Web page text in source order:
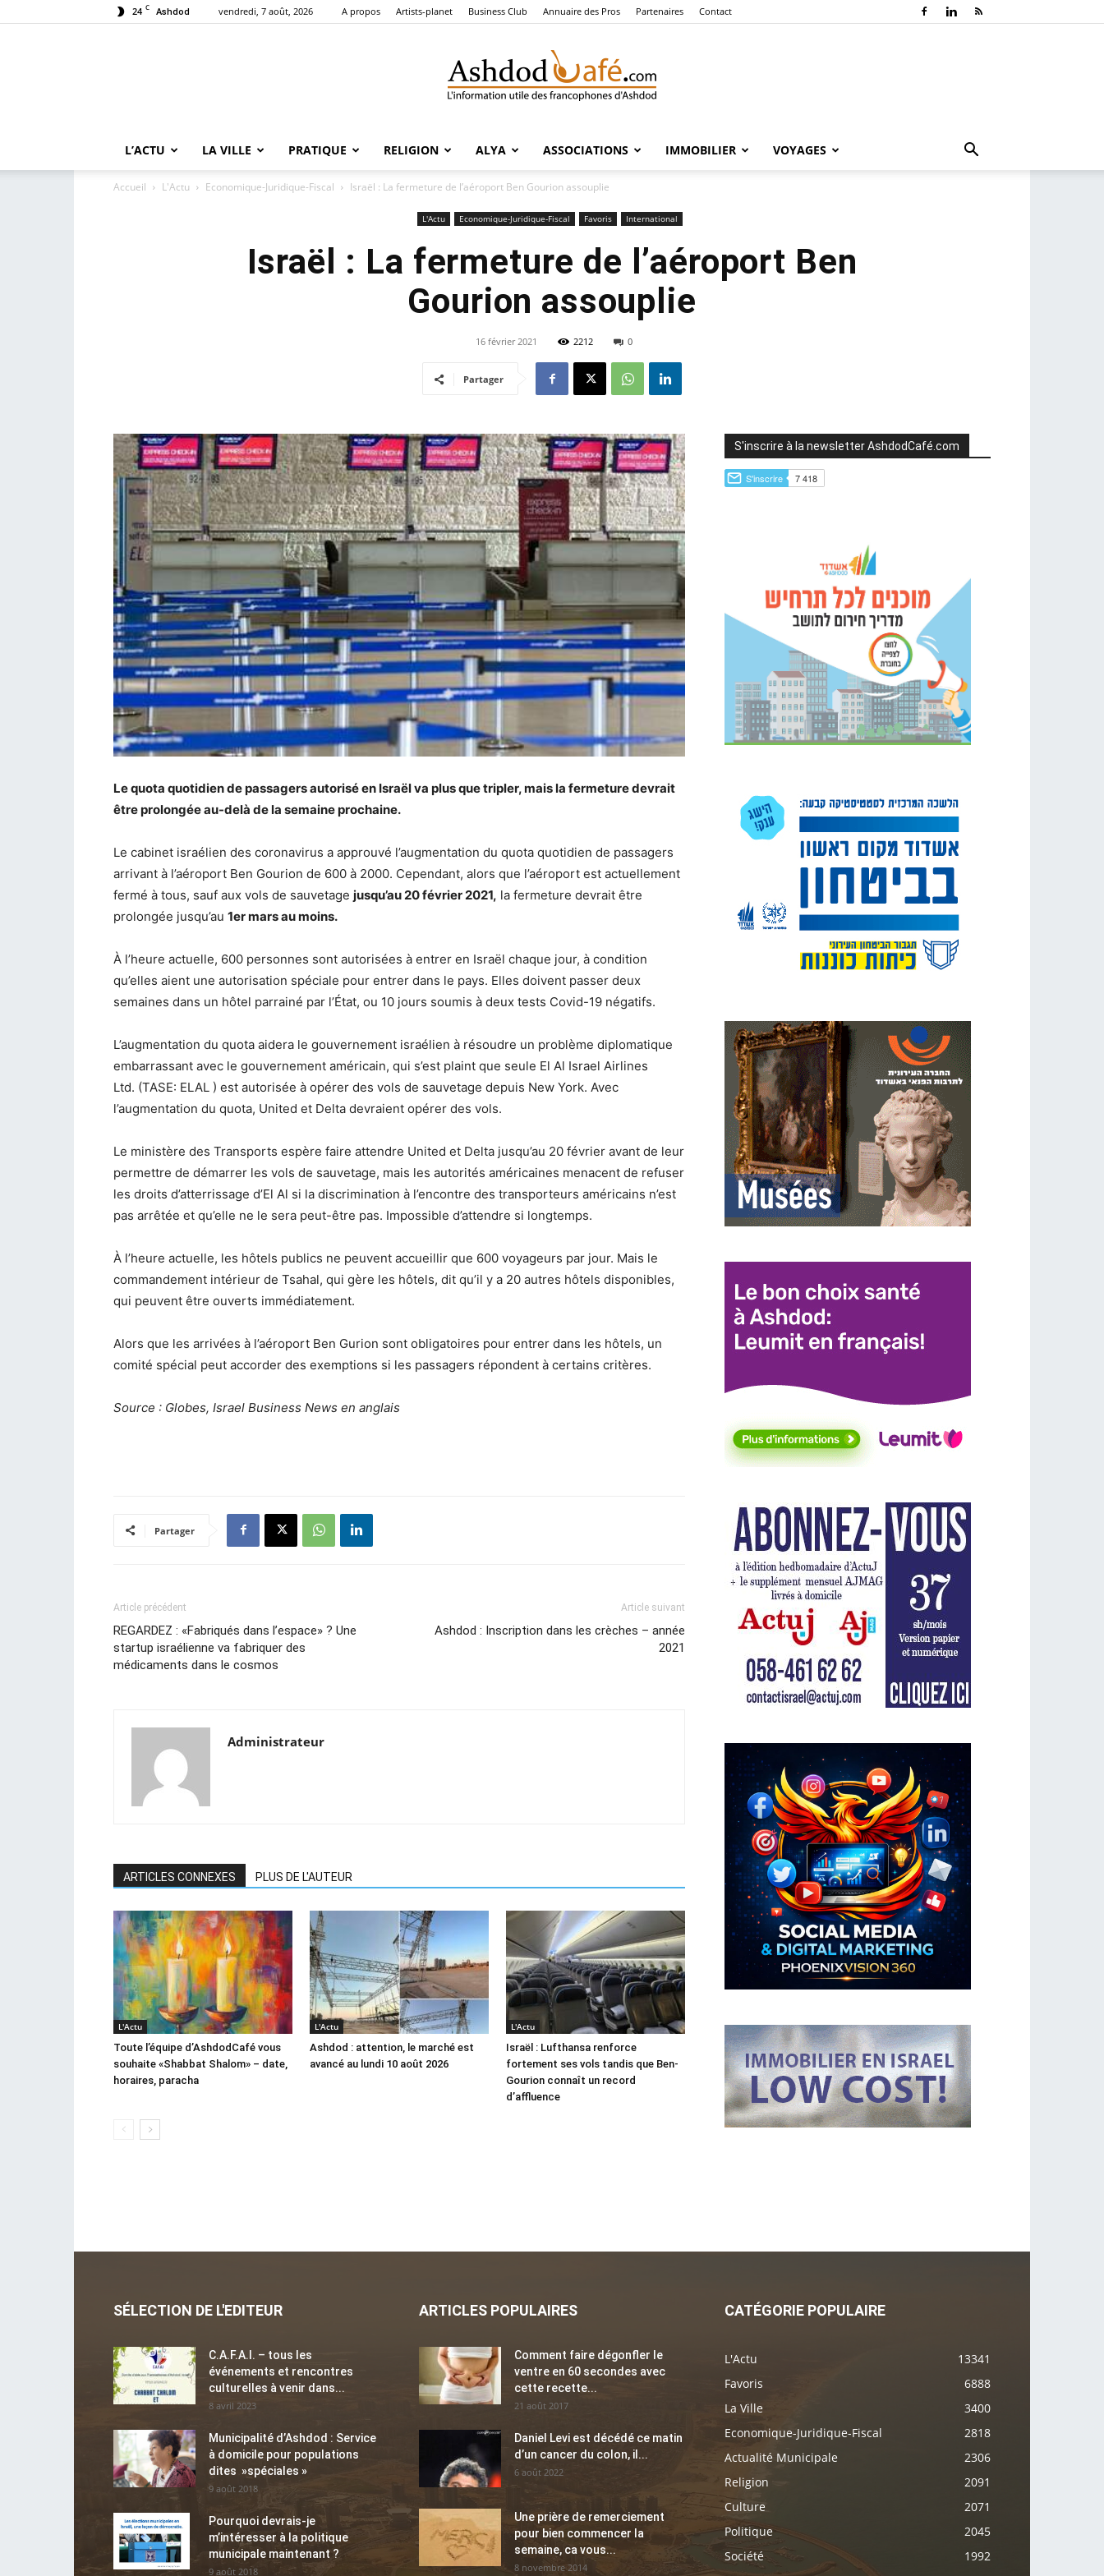
24 C Ashdod vendredi, 7 août, 2026 A propos Artists-planet Business Club Annuaire des Pros Partenaires Contact
Café
L’ACTU LA VILLE PRATIQUE RELIGION ALYA ASSOCIATIONS IMMOBILIER VOYAGES
Accueil L'Actu Economique-Juridique-Fiscal Israël : La fermeture de l’aéroport Ben Gourion assouplie
L'Actu Economique-Juridique-Fiscal Favoris International
Israël : La fermeture de l’aéroport Ben
Gourion assouplie
16 février 2021 2212 0
Partager
Le quota quotidien de passagers autorisé en Israël va plus que tripler, mais la fermeture devrait
être prolongée au-delà de la semaine prochaine.
Le cabinet israélien des coronavirus a approuvé l’augmentation du quota quotidien de passagers
arrivant à l’aéroport Ben Gourion de 600 à 2000. Cependant, alors que l’aéroport est actuellement
fermé à tous, sauf aux vols de sauvetage jusqu’au 20 février 2021, la fermeture devrait être
prolongée jusqu’au 1er mars au moins.
À l’heure actuelle, 600 personnes sont autorisées à entrer en Israël chaque jour, à condition
qu’elles aient une autorisation spéciale pour entrer dans le pays. Elles doivent passer deux
semaines dans un hôtel parrainé par l’État, ou 10 jours soumis à deux tests Covid-19 négatifs.
L’augmentation du quota aidera le gouvernement israélien à résoudre un problème diplomatique
embarrassant avec le gouvernement américain, qui s’est plaint que seule El Al Israel Airlines
Ltd. (TASE: ELAL ) est autorisée à opérer des vols de sauvetage depuis New York. Avec
l’augmentation du quota, United et Delta devraient opérer des vols.
Le ministère des Transports espère faire attendre United et Delta jusqu’au 20 février avant de leur
permettre de démarrer les vols de sauvetage, mais les autorités américaines menacent de refuser
les droits d’atterrissage d’El Al si la discrimination à l’encontre des transporteurs américains n’est
pas arrêtée et qu’elle ne le sera peut-être pas. Impossible d’attendre si longtemps.
À l’heure actuelle, les hôtels publics ne peuvent accueillir que 600 voyageurs par jour. Mais le
commandement intérieur de Tsahal, qui gère les hôtels, dit qu’il y a 20 autres hôtels disponibles,
qui peuvent être ouverts immédiatement.
Alors que les arrivées à l’aéroport Ben Gurion sont obligatoires pour entrer dans les hôtels, un
comité spécial peut accorder des exemptions si les passagers répondent à certains critères.
Source : Globes, Israel Business News en anglais
Partager
Article précédent
REGARDEZ : «Fabriqués dans l’espace» ? Une
startup israélienne va fabriquer des
médicaments dans le cosmos
Article suivant
Ashdod : Inscription dans les crèches – année
2021
Administrateur
ARTICLES CONNEXES PLUS DE L'AUTEUR
L'Actu
Toute l’équipe d’AshdodCafé vous
souhaite «Shabbat Shalom» – date,
horaires, paracha
L'Actu
Ashdod : attention, le marché est
avancé au lundi 10 août 2026
L'Actu
Israël : Lufthansa renforce
fortement ses vols tandis que Ben-
Gourion connaît un record
d’affluence
S'inscrire à la newsletter AshdodCafé.com
SÉLECTION DE L'EDITEUR
C.A.F.A.I. – tous les
événements et rencontres
culturelles à venir dans...
8 avril 2023
Municipalité d’Ashdod : Service
à domicile pour populations
dites »spéciales »
9 août 2018
Pourquoi devrais-je
m’intéresser à la politique
municipale maintenant ?
9 août 2018
ARTICLES POPULAIRES
Comment faire dégonfler le
ventre en 60 secondes avec
cette recette...
21 août 2017
Daniel Levi est décédé ce matin
d’un cancer du colon, il...
6 août 2022
Une prière de remerciement
pour bien commencer la
semaine, ca vous...
8 novembre 2014
CATÉGORIE POPULAIRE
L'Actu
13341
Favoris
6888
La Ville
3400
Economique-Juridique-Fiscal
2818
Actualité Municipale
2306
Religion
2091
Culture
2071
Politique
2045
Société
1992